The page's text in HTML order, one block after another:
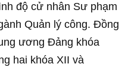
độ cử nhân Sư phạm
Quản lý công. Đồng
ương Đảng khóa
hai khóa XII và